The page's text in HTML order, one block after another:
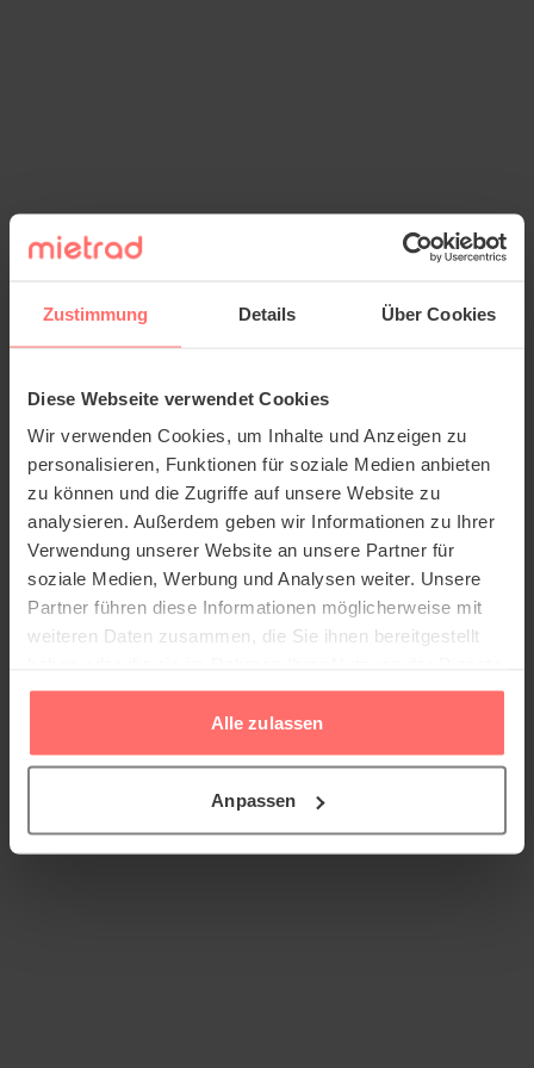
Zustimmung Details Über Cookies
Diese Webseite verwendet Cookies
Wir verwenden Cookies, um Inhalte und Anzeigen zu
personalisieren, Funktionen für soziale Medien anbieten
zu können und die Zugriffe auf unsere Website zu
analysieren. Außerdem geben wir Informationen zu Ihrer
Verwendung unserer Website an unsere Partner für
soziale Medien, Werbung und Analysen weiter. Unsere
Partner führen diese Informationen möglicherweise mit
weiteren Daten zusammen, die Sie ihnen bereitgestellt
gesammelt haben.
Alle zulassen
Anpassen